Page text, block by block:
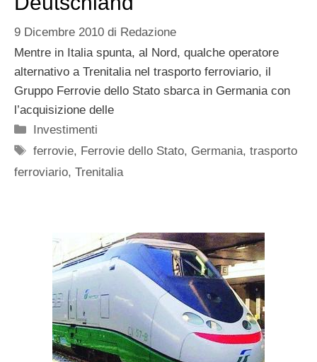
9 Dicembre 2010 di Redazione
Mentre in Italia spunta, al Nord, qualche operatore
alternativo a Trenitalia nel trasporto ferroviario, il
Gruppo Ferrovie dello Stato sbarca in Germania con
l’acquisizione delle
Categorie
Investimenti
Tag
ferrovie, Ferrovie dello Stato, Germania,trasporto
ferroviario, Trenitalia